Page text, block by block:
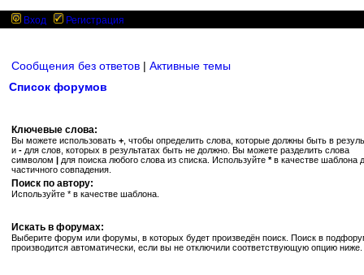
Вход Регистрация
Сообщения без ответов | Активные темы
Список форумов
Ключевые слова:
Вы можете использовать + , чтобы определить слова, которые должны быть в
и - для слов, которых в результатах быть не должно. Вы можете разделить слова
символом | для поиска любого слова из списка. Используйте *в качестве шаблона
частичного совпадения.
Поиск по автору:
Используйте * в качестве шаблона.
Искать в форумах:
Выберите форум или форумы, в которых будет произведён поиск. Поиск в
производится автоматически, если вы не отключили соответствующую опцию ниже.